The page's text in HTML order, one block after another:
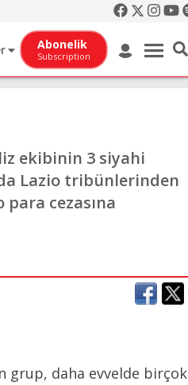
Abonelik
Subscription
ekibinin 3 siyahi
Lazio tribünlerinden
para cezasına
grup, daha evvelde birçok